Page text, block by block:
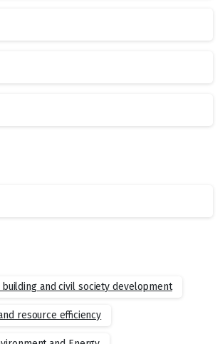
building and civil society development
resource efficiency